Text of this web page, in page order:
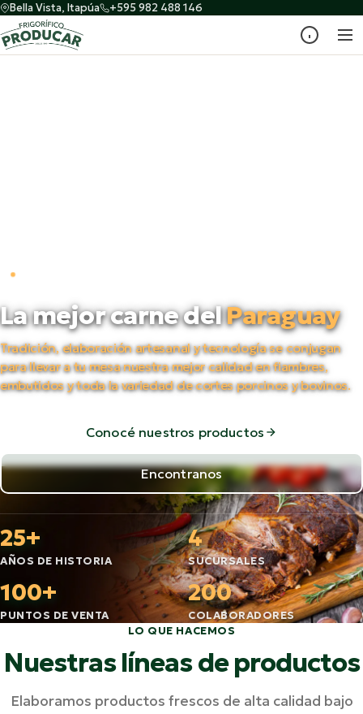
Bella Vista, Itapúa +595 982 488 146
PRODUCTORES DESDE 1998
La mejor carne delParaguay
Tradición, elaboración artesanal y tecnología se conjugan
para llevar a tu mesa nuestra mejor calidad en fiambres,
embutidos y toda la variedad de cortes porcinos y bovinos.
Conocé nuestros productos
Encontranos
25+
AÑOS DE HISTORIA
4
SUCURSALES
100+
PUNTOS DE VENTA
200
COLABORADORES
LO QUE HACEMOS
Nuestras líneas de productos
Elaboramos productos frescos de alta calidad bajo